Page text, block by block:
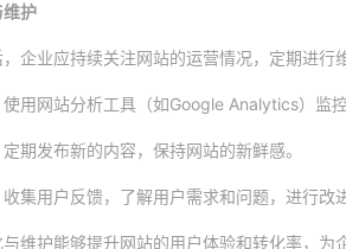
护
企业应持续关注网站的运营情况，定期进行
用网站分析工具（如Google Analytics）监
期发布新的内容，保持网站的新鲜感。
集用户反馈，了解用户需求和问题，进行改进
维护能够提升网站的用户体验和转化率，为